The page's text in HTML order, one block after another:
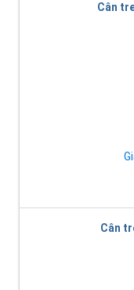
Cân
Cân